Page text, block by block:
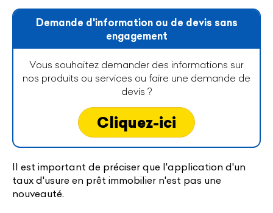
Demande d'information ou de devis sans
engagement
Vous souhaitez demander des informations sur
nos produits ou services ou faire une demande de
devis ?
Cliquez-ici
Il est important de préciser que l'application d'un
taux d'usure en prêt immobilier n'est pas une
nouveauté.